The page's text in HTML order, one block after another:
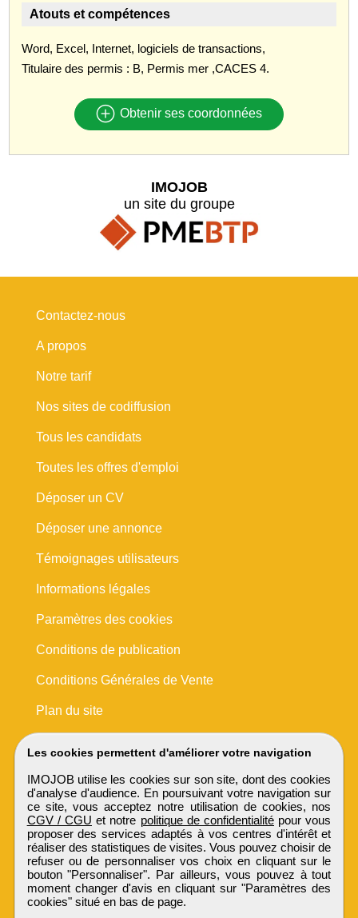
Atouts et compétences
Word, Excel, Internet, logiciels de transactions,
Titulaire des permis : B, Permis mer ,CACES 4.
Obtenir ses coordonnées
Les cookies permettent d'améliorer votre navigation
IMOJOB utilise les cookies sur son site, dont des cookies
d'analyse d'audience. En poursuivant votre navigation sur
ce site, vous acceptez notre utilisation de cookies, nos
CGV / CGU et notre politique de confidentialité pour vous
proposer des services adaptés à vos centres d'intérêt et
réaliser des statistiques de visites. Vous pouvez choisir de
refuser ou de personnaliser vos choix en cliquant sur le
bouton "Personnaliser". Par ailleurs, vous pouvez à tout
moment changer d'avis en cliquant sur "Paramètres des
cookies" situé en bas de page.
IMOJOB
un site du groupe
Contactez-nous
A propos
Notre tarif
Nos sites de codiffusion
Tous les candidats
Toutes les offres d'emploi
Déposer un CV
Déposer une annonce
Témoignages utilisateurs
Informations légales
Paramètres des cookies
Conditions de publication
Conditions Générales de Vente
Plan du site